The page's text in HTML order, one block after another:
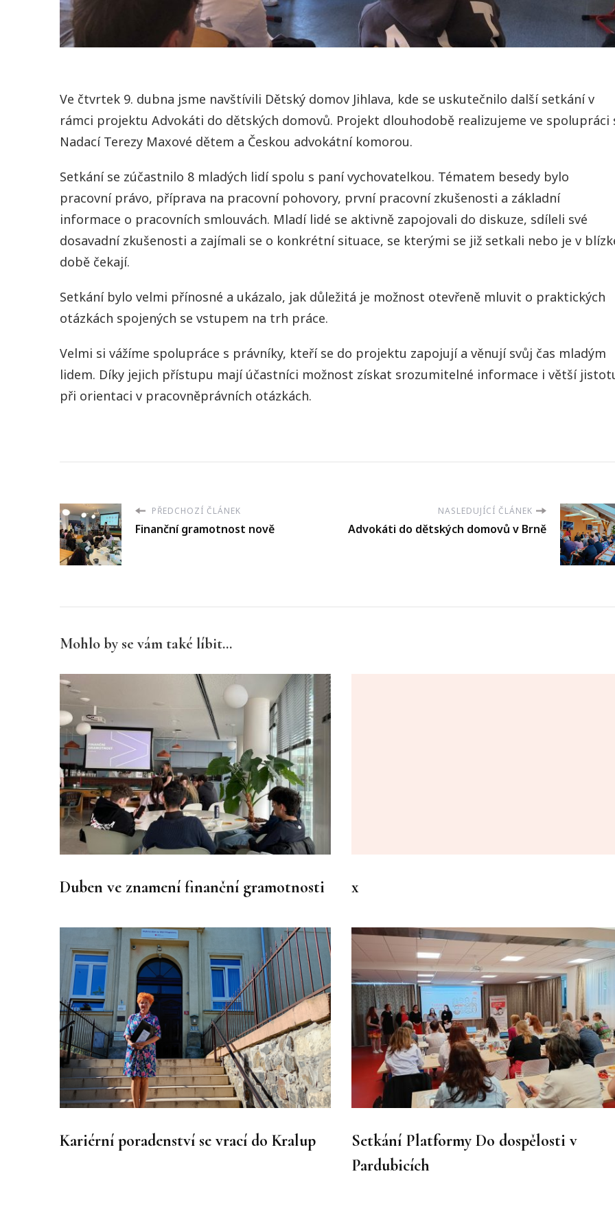
Ve čtvrtek 9. dubna jsme navštívili Dětský domov Jihlava, kde se uskutečnilo další setkání v
rámci projektu Advokáti do dětských domovů. Projekt dlouhodobě realizujeme ve spolupráci
Nadací Terezy Maxové dětem a Českou advokátní komorou.
Setkání se zúčastnilo 8 mladých lidí spolu s paní vychovatelkou. Tématem besedy bylo
pracovní právo, příprava na pracovní pohovory, první pracovní zkušenosti a základní
informace o pracovních smlouvách. Mladí lidé se aktivně zapojovali do diskuze, sdíleli své
dosavadní zkušenosti a zajímali se o konkrétní situace, se kterými se již setkali nebo je v
době čekají.
Setkání bylo velmi přínosné a ukázalo, jak důležitá je možnost otevřeně mluvit o praktických
otázkách spojených se vstupem na trh práce.
Velmi si vážíme spolupráce s právníky, kteří se do projektu zapojují a věnují svůj čas mladým
lidem. Díky jejich přístupu mají účastníci možnost získat srozumitelné informace i větší
při orientaci v pracovněprávních otázkách.
PŘEDCHOZÍ ČLÁNEK
Finanční gramotnost nově
NASLEDUJÍCÍ ČLÁNEK
Advokáti do dětských domovů v Brně
Mohlo by se vám také líbit...
Duben ve znamení finanční gramotnosti x
Kariérní poradenství se vrací do Kralup
Setkání Platformy Do dospělosti v
Pardubicích